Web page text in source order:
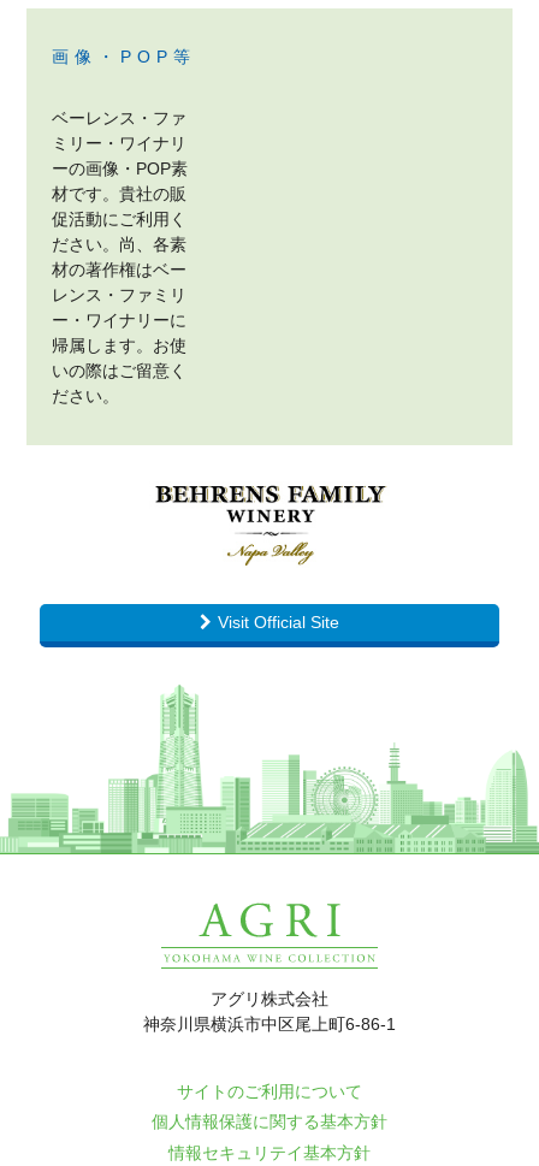
画像・POP等
ベーレンス・ファ
ミリー・ワイナリ
ーの画像・POP素
材です。貴社の販
促活動にご利用く
ださい。尚、各素
材の著作権はベー
レンス・ファミリ
ー・ワイナリーに
帰属します。お使
いの際はご留意く
ださい。
Visit Official Site
アグリ株式会社
神奈川県横浜市中区尾上町6-86-1
サイトのご利用について
個人情報保護に関する基本方針
情報セキュリテイ基本方針